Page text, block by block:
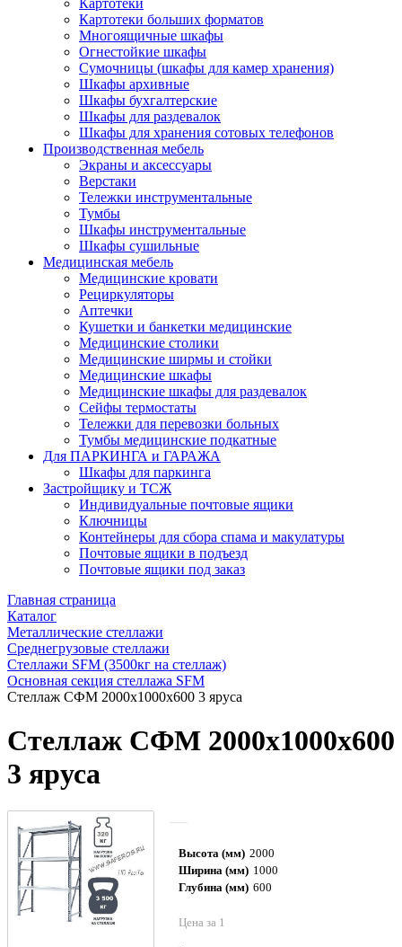
Картотеки
Картотеки больших форматов
Многоящичные шкафы
Огнестойкие шкафы
Сумочницы (шкафы для камер хранения)
Шкафы архивные
Шкафы бухгалтерские
Шкафы для раздевалок
Шкафы для хранения сотовых телефонов
Производственная мебель
Экраны и аксессуары
Верстаки
Тележки инструментальные
Тумбы
Шкафы инструментальные
Шкафы сушильные
Медицинская мебель
Медицинские кровати
Рециркуляторы
Аптечки
Кушетки и банкетки медицинские
Медицинские столики
Медицинские ширмы и стойки
Медицинские шкафы
Медицинские шкафы для раздевалок
Сейфы термостаты
Тележки для перевозки больных
Тумбы медицинские подкатные
Для ПАРКИНГА и ГАРАЖА
Шкафы для паркинга
Застройщику и ТСЖ
Индивидуальные почтовые ящики
Ключницы
Контейнеры для сбора спама и макулатуры
Почтовые ящики в подъезд
Почтовые ящики под заказ
Главная страница
Каталог
Металлические стеллажи
Среднегрузовые стеллажи
Стеллажи SFM (3500кг на стеллаж)
Основная секция стеллажа SFM
Стеллаж СФМ 2000х1000х600 3 яруса
Стеллаж СФМ 2000х1000х600
3 яруса
Высота (мм) 2000
Ширина (мм) 1000
Глубина (мм) 600
Цена за 1